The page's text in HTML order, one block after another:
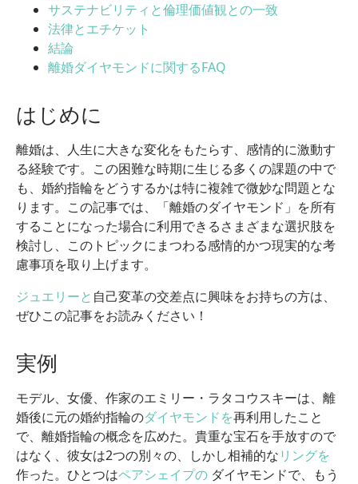
サステナビリティと倫理価値観との一致
法律とエチケット
結論
離婚ダイヤモンドに関するFAQ
はじめに
離婚は、人生に大きな変化をもたらす、感情的に激動す
る経験です。この困難な時期に生じる多くの課題の中で
も、婚約指輪をどうするかは特に複雑で微妙な問題とな
ります。この記事では、「離婚のダイヤモンド」を所有
することになった場合に利用できるさまざまな選択肢を
検討し、このトピックにまつわる感情的かつ現実的な考
慮事項を取り上げます。
ジュエリーと 自己変革の交差点に興味をお持ちの方は、
ぜひこの記事をお読みください！
実例
モデル、女優、作家のエミリー・ラタコウスキーは、離
婚後に元の婚約指輪のダイヤモンドを再利用したこと
で、離婚指輪の概念を広めた。貴重な宝石を手放すので
はなく、彼女は2つの別々の、しかし相補的なリングを
作った。ひとつはペアシェイプの ダイヤモンドで、もう